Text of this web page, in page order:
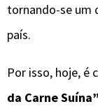
tornando-se um
país.
Por isso, hoje, é
da Carne Suína”